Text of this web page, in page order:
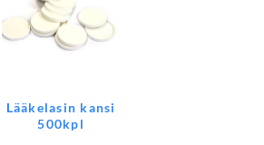
Lääkelasin kansi
500kpl